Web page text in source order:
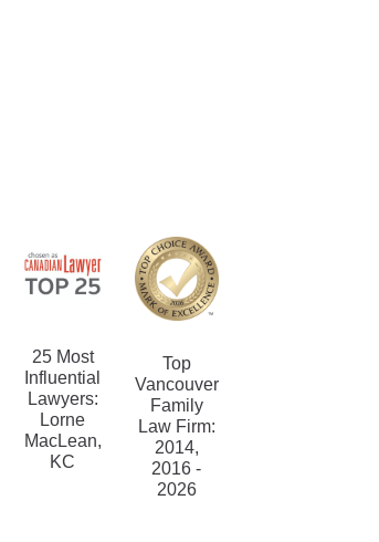
25 Most
Influential
Lawyers:
Lorne
MacLean,
KC
Top
Vancouver
Family
Law Firm:
2014,
2016 -
2026